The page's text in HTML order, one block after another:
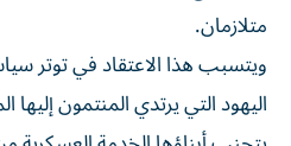
متلازمان.
ويتسبب هذا الاعتقاد في
اليهود التي يرتدي المنتمون إليها